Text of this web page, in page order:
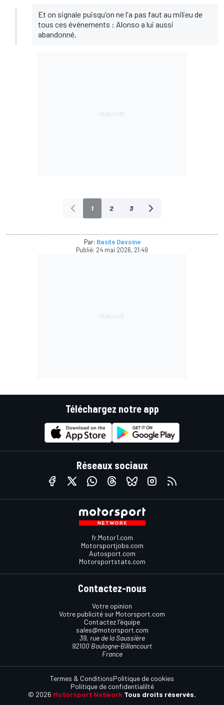
Et on signale puisqu'on ne l'a pas faut au milieu de
tous ces événements : Alonso a lui aussi
abandonné.
1 2 3
Par: Basile Davoine
Publié: 24 mai 2026, 21:49
Téléchargez notre app
Réseaux sociaux
fr.Motor1.com
Motorsportjobs.com
Autosport.com
Motorsportstats.com
Contactez-nous
Votre opinion
Votre publicité sur Motorsport.com
Contactez l'équipe
sales@motorsport.com
39, rue de la Saussière
92100 Boulogne-Billancourt
France
© 2026 Motorsport Network Tous droits réservés.
Termes & ConditionsPolitique de cookies
Politique de confidentialilté